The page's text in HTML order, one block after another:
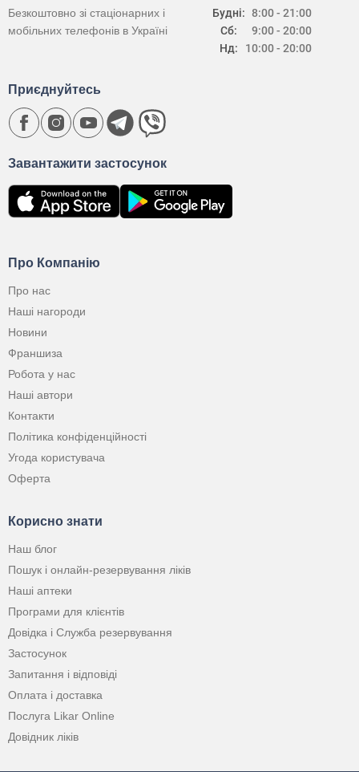
Будні:
Сб:
Нд:
8:00 - 21:00
9:00 - 20:00
10:00 - 20:00
Безкоштовно зі стаціонарних і
мобільних телефонів в Україні
Про Компанію
Про нас
Наші нагороди
Новини
Франшиза
Робота у нас
Наші автори
Контакти
Політика конфіденційності
Угода користувача
Оферта
Корисно знати
Наш блог
Пошук і онлайн-резервування ліків
Наші аптеки
Програми для клієнтів
Довідка і Служба резервування
Застосунок
Запитання і відповіді
Оплата і доставка
Послуга Likar Online
Довідник ліків
Завантажити застосунок
Приєднуйтесь